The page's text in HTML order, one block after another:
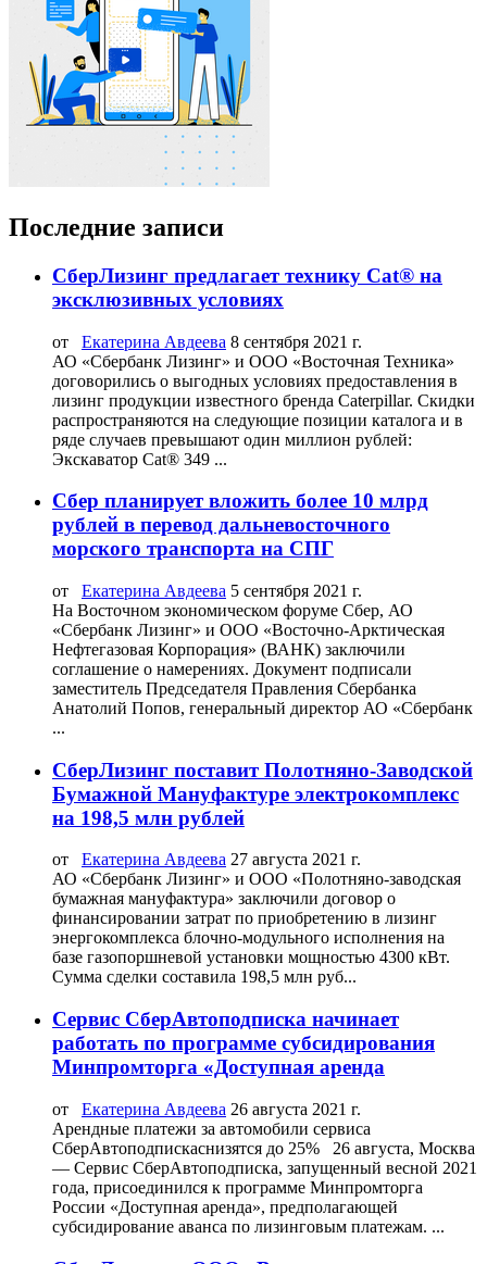
Последние записи
СберЛизинг предлагает технику Cat® на
эксклюзивных условиях
от Екатерина Авдеева 8 сентября 2021 г.
АО «Сбербанк Лизинг» и ООО «Восточная Техника»
договорились о выгодных условиях предоставления в
лизинг продукции известного бренда Caterpillar. Скидки
распространяются на следующие позиции каталога и в
ряде случаев превышают один миллион рублей:
Экскаватор Cat® 349 ...
Сбер планирует вложить более 10 млрд
рублей в перевод дальневосточного
морского транспорта на СПГ
от Екатерина Авдеева 5 сентября 2021 г.
На Восточном экономическом форуме Сбер, АО
«Сбербанк Лизинг» и ООО «Восточно-Арктическая
Нефтегазовая Корпорация» (ВАНК) заключили
соглашение о намерениях. Документ подписали
заместитель Председателя Правления Сбербанка
Анатолий Попов, генеральный директор АО «Сбербанк
...
СберЛизинг поставит Полотняно-Заводской
Бумажной Мануфактуре электрокомплекс
на 198,5 млн рублей
от Екатерина Авдеева 27 августа 2021 г.
АО «Сбербанк Лизинг» и ООО «Полотняно-заводская
бумажная мануфактура» заключили договор о
финансировании затрат по приобретению в лизинг
энергокомплекса блочно-модульного исполнения на
базе газопоршневой установки мощностью 4300 кВт.
Сумма сделки составила 198,5 млн руб...
Сервис СберАвтоподписка начинает
работать по программе субсидирования
Минпромторга «Доступная аренда
от Екатерина Авдеева 26 августа 2021 г.
Арендные платежи за автомобили сервиса
СберАвтоподпискаснизятся до 25% 26 августа, Москва
— Сервис СберАвтоподписка, запущенный весной 2021
года, присоединился к программе Минпромторга
России «Доступная аренда», предполагающей
субсидирование аванса по лизинговым платежам. ...